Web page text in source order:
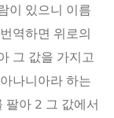
이 있으니 이름
역하면 위로의
그 값을 가지고
나니아라 하는
팔아 2 그 값에서